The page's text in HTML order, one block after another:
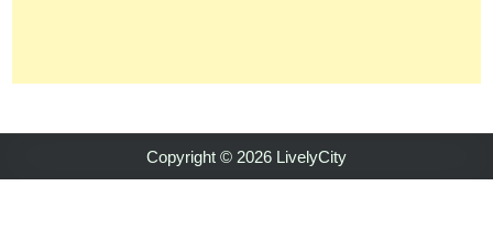
Copyright © 2026 LivelyCity